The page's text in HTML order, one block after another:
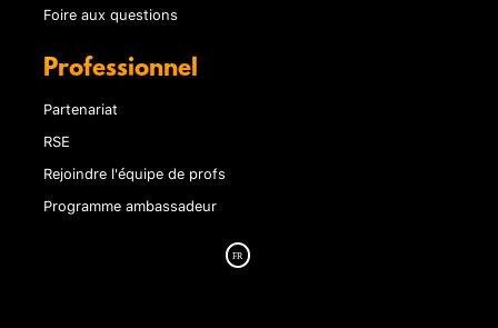
Foire aux questions
Professionnel
Partenariat
RSE
Rejoindre l'équipe de profs
Programme ambassadeur